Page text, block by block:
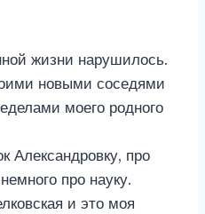
жизни нарушилось.
новыми соседями
моего родного
Александровку, про
про науку.
и это моя